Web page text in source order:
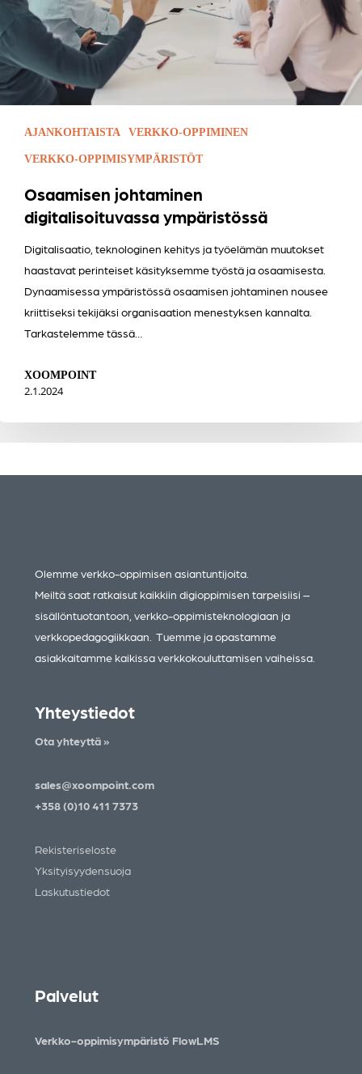
AJANKOHTAISTA VERKKO-OPPIMINEN
VERKKO-OPPIMISYMPÄRISTÖT
Osaamisen johtaminen
digitalisoituvassa ympäristössä
Digitalisaatio, teknologinen kehitys ja työelämän muutokset
haastavat perinteiset käsityksemme työstä ja osaamisesta.
Dynaamisessa ympäristössä osaamisen johtaminen nousee
kriittiseksi tekijäksi organisaation menestyksen kannalta.
Tarkastelemme tässä…
XOOMPOINT
2.1.2024
Olemme verkko-oppimisen asiantuntijoita.
Meiltä saat ratkaisut kaikkiin digioppimisen tarpeisiisi –
sisällöntuotantoon, verkko-oppimisteknologiaan ja
verkkopedagogiikkaan. Tuemme ja opastamme
asiakkaitamme kaikissa verkkokouluttamisen vaiheissa.
Yhteystiedot
Ota yhteyttä »
sales@xoompoint.com
+358 (0)10 411 7373
Rekisteriseloste
Yksityisyydensuoja
Laskutustiedot
Palvelut
Verkko-oppimisympäristö FlowLMS